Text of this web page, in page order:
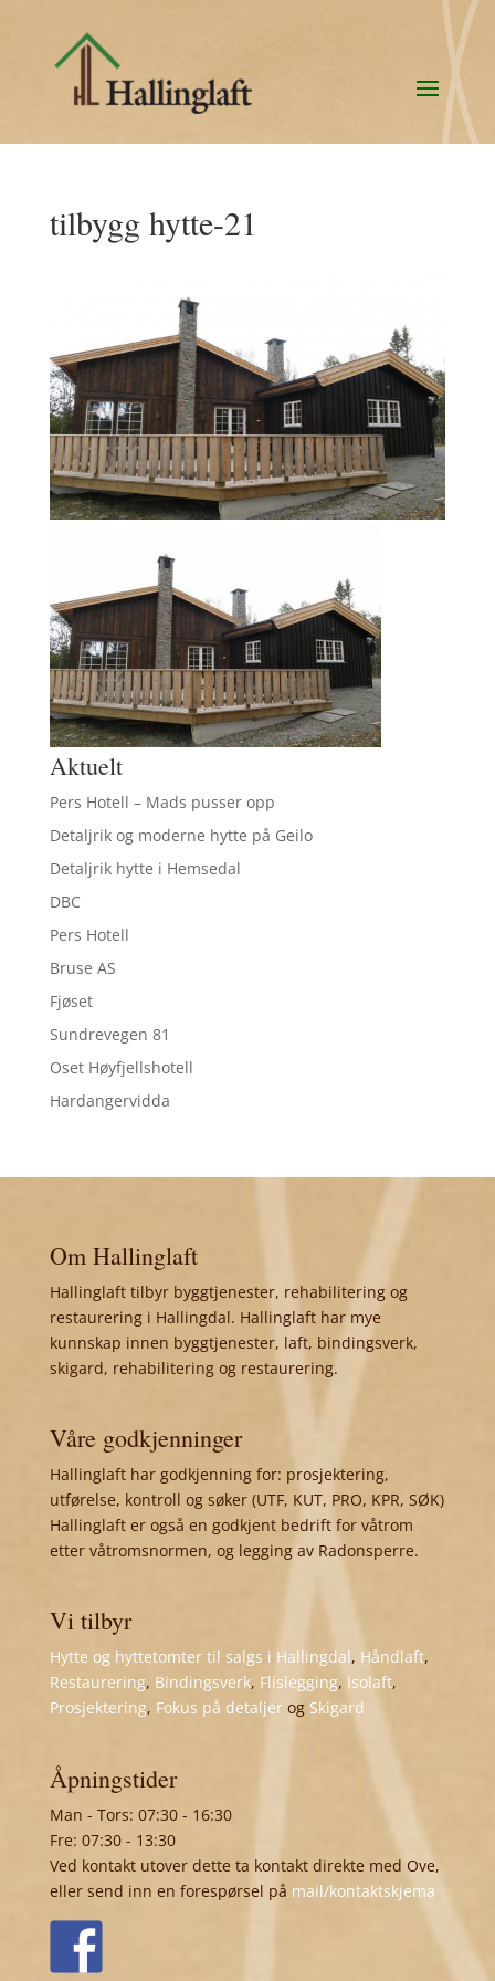
tilbygg hytte-21
Aktuelt
Pers Hotell – Mads pusser opp
Detaljrik og moderne hytte på Geilo
Detaljrik hytte i Hemsedal
DBC
Pers Hotell
Bruse AS
Fjøset
Sundrevegen 81
Oset Høyfjellshotell
Hardangervidda
Om Hallinglaft
Hallinglaft tilbyr byggtjenester, rehabilitering og
restaurering i Hallingdal. Hallinglaft har mye
kunnskap innen byggtjenester, laft, bindingsverk,
skigard, rehabilitering og restaurering.
Våre godkjenninger
Hallinglaft har godkjenning for: prosjektering,
utførelse, kontroll og søker (UTF, KUT, PRO, KPR, SØK)
Hallinglaft er også en godkjent bedrift for våtrom
etter våtromsnormen, og legging av Radonsperre.
Vi tilbyr
Hytte og hyttetomter til salgs i Hallingdal, Håndlaft,
Restaurering, Bindingsverk, Flislegging, Isolaft,
Prosjektering, Fokus på detaljerog Skigard
Åpningstider
Man - Tors: 07:30 - 16:30
Fre: 07:30 - 13:30
Ved kontakt utover dette ta kontakt direkte med Ove,
eller send inn en forespørsel på mail/kontaktskjema